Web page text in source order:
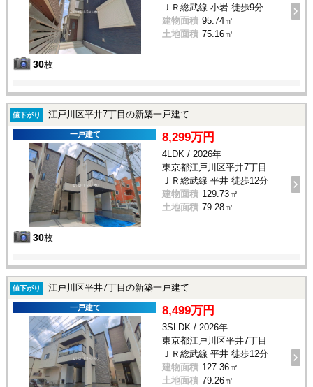
30枚
ＪＲ総武線 小岩 徒歩9分
建物面積 95.74㎡
土地面積 75.16㎡
値下がり 江戸川区平井7丁目の新築一戸建て
一戸建て
30枚
8,299万円
4LDK / 2026年
東京都江戸川区平井7丁目
ＪＲ総武線 平井 徒歩12分
建物面積 129.73㎡
土地面積 79.28㎡
値下がり 江戸川区平井7丁目の新築一戸建て
一戸建て 8,499万円
3SLDK / 2026年
東京都江戸川区平井7丁目
ＪＲ総武線 平井 徒歩12分
建物面積 127.36㎡
土地面積 79.26㎡